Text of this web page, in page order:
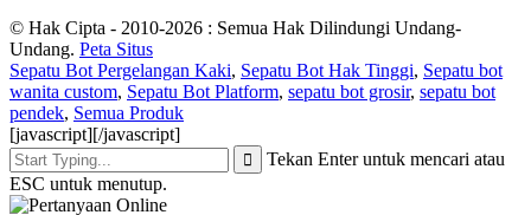
© Hak Cipta - 2010-2026 : Semua Hak Dilindungi Undang-
Undang. Peta Situs
Sepatu Bot Pergelangan Kaki, Sepatu Bot Hak Tinggi, Sepatu bot
wanita custom, Sepatu Bot Platform, sepatu bot grosir, sepatu bot
pendek, Semua Produk
[javascript][/javascript]
Tekan Enter untuk mencari atau
ESC untuk menutup.